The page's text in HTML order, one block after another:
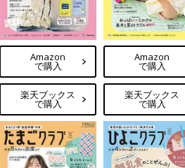
Amazon
で購入
楽天ブックス
で購入
Amazon
で購入
楽天ブックス
で購入